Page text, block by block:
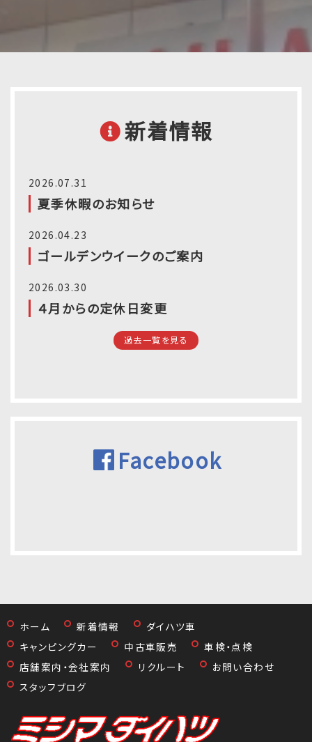
新着情報
2026.07.31
夏季休暇のお知らせ
2026.04.23
ゴールデンウイークのご案内
2026.03.30
４月からの定休日変更
過去一覧を見る
Facebook
ホーム 新着情報
ダイハツ車
キャンピングカー
中古車販売
車検・点検
店舗案内・会社案内
リクルート
お問い合わせ
スタッフブログ